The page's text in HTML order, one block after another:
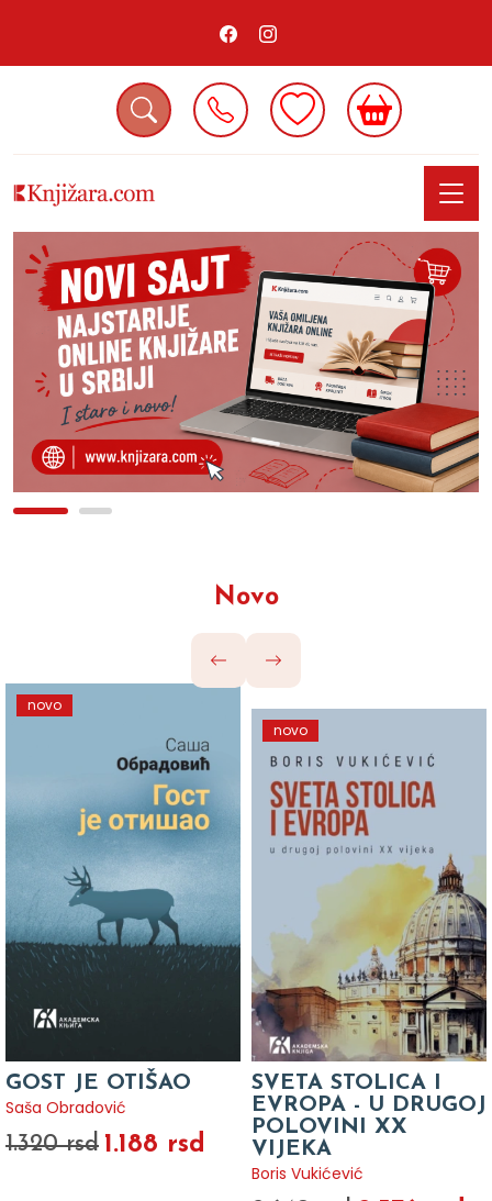
Novo
novo
GOST JE OTIŠAO
Saša Obradović
1.320 rsd 1.188 rsd
novo
SVETA STOLICA I
EVROPA - U DRUGOJ
POLOVINI XX
VIJEKA
Boris Vukićević